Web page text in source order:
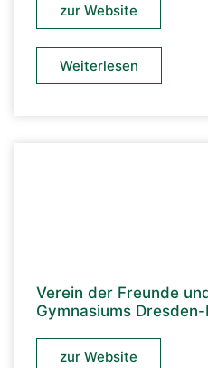
zur Website
Weiterlesen
Verein der Freunde
Gymnasiums Dresden-
zur Website